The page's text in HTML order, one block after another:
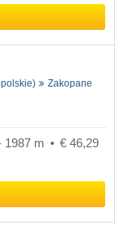
Zakopane
1987 m
€ 46,29